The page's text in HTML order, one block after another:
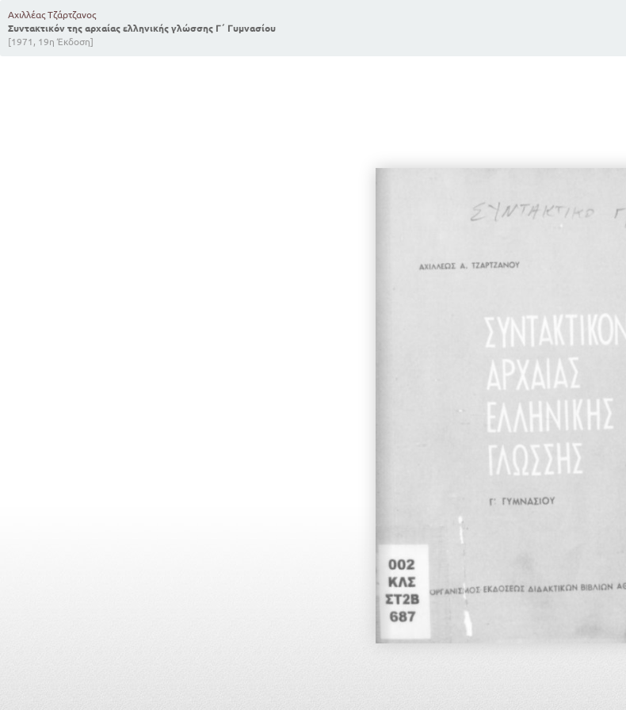
Αχιλλέας Τζάρτζανος
Συντακτικόν της αρχαίας ελληνικής γλώσσης Γ΄ Γυμνασίου
[1971, 19η Έκδοση]